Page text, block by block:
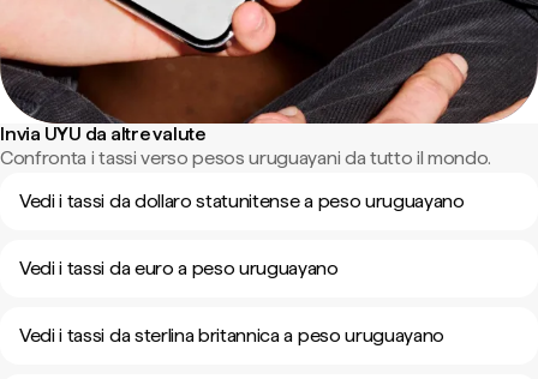
Invia UYU da altre valute
Confronta i tassi verso pesos uruguayani da tutto il mondo.
Vedi i tassi da dollaro statunitense a peso uruguayano
Vedi i tassi da euro a peso uruguayano
Vedi i tassi da sterlina britannica a peso uruguayano